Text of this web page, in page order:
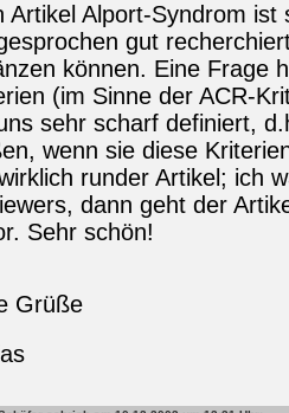
Artikel Alport-Syndrom
gut
können. Eine Frage
(im Sinne der ACR-
sehr scharf definiert,
wenn sie diese
runder Artikel; ich
dann geht der
Sehr schön!
Grüße